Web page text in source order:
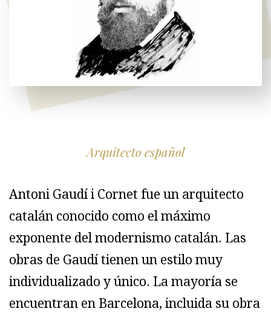
Arquitecto español
Antoni Gaudí i Cornet fue un arquitecto
catalán conocido como el máximo
exponente del modernismo catalán. Las
obras de Gaudí tienen un estilo muy
individualizado y único. La mayoría se
encuentran en Barcelona, incluida su obra